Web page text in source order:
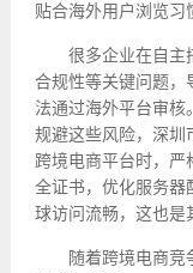
贴合海外用户浏览习
很多企业在自主
合规性等关键问题，
法通过海外平台审
规避这些风险，深圳
跨境电商平台时，严
全证书，优化服务器
球访问流畅，这也是
随着跨境电商竞